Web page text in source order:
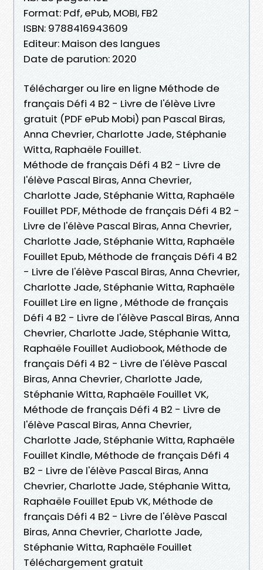
Format: Pdf, ePub, MOBI, FB2
ISBN: 9788416943609
Editeur: Maison des langues
Date de parution: 2020
Télécharger ou lire en ligne Méthode de
français Défi 4 B2 - Livre de l'élève Livre
gratuit (PDF ePub Mobi) pan Pascal Biras,
Anna Chevrier, Charlotte Jade, Stéphanie
Witta, Raphaële Fouillet.
Méthode de français Défi 4 B2 - Livre de
l'élève Pascal Biras, Anna Chevrier,
Charlotte Jade, Stéphanie Witta, Raphaële
Fouillet PDF, Méthode de français Défi 4 B2 -
Livre de l'élève Pascal Biras, Anna Chevrier,
Charlotte Jade, Stéphanie Witta, Raphaële
Fouillet Epub, Méthode de français Défi 4 B2
- Livre de l'élève Pascal Biras, Anna Chevrier,
Charlotte Jade, Stéphanie Witta, Raphaële
Fouillet Lire en ligne , Méthode de français
Défi 4 B2 - Livre de l'élève Pascal Biras, Anna
Chevrier, Charlotte Jade, Stéphanie Witta,
Raphaële Fouillet Audiobook, Méthode de
français Défi 4 B2 - Livre de l'élève Pascal
Biras, Anna Chevrier, Charlotte Jade,
Stéphanie Witta, Raphaële Fouillet VK,
Méthode de français Défi 4 B2 - Livre de
l'élève Pascal Biras, Anna Chevrier,
Charlotte Jade, Stéphanie Witta, Raphaële
Fouillet Kindle, Méthode de français Défi 4
B2 - Livre de l'élève Pascal Biras, Anna
Chevrier, Charlotte Jade, Stéphanie Witta,
Raphaële Fouillet Epub VK, Méthode de
français Défi 4 B2 - Livre de l'élève Pascal
Biras, Anna Chevrier, Charlotte Jade,
Stéphanie Witta, Raphaële Fouillet
Téléchargement gratuit